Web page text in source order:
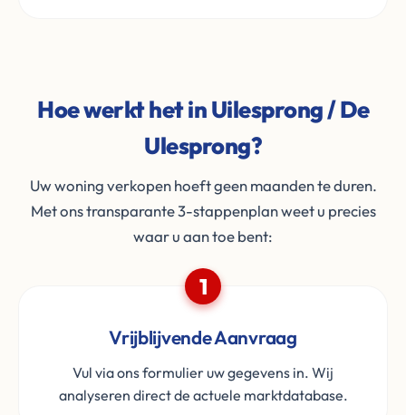
Hoe werkt het in Uilesprong / De
Ulesprong?
Uw woning verkopen hoeft geen maanden te duren.
Met ons transparante 3-stappenplan weet u precies
waar u aan toe bent:
1
Vrijblijvende Aanvraag
Vul via ons formulier uw gegevens in. Wij
analyseren direct de actuele marktdatabase.